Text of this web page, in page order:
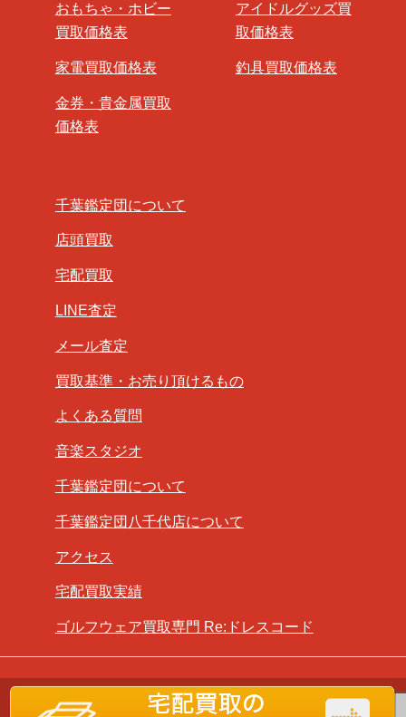
おもちゃ・ホビー
買取価格表
アイドルグッズ買
取価格表
家電買取価格表 釣具買取価格表
金券・貴金属買取
価格表
千葉鑑定団について
店頭買取
宅配買取
LINE査定
メール査定
買取基準・お売り頂けるもの
よくある質問
音楽スタジオ
千葉鑑定団について
千葉鑑定団八千代店について
アクセス
宅配買取実績
ゴルフウェア買取専門 Re:ドレスコード
千葉鑑定団八千代店 All Rights Reserved.
古物商営業許可番号：第441350000920号